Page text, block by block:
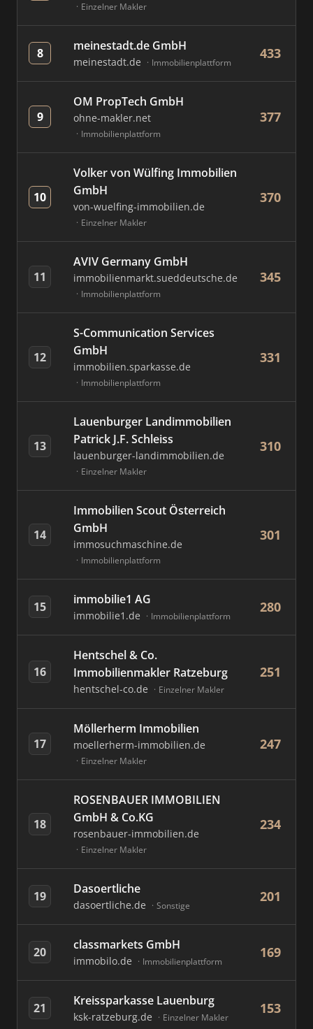
Einzelner Makler
8 meinestadt.de GmbH
meinestadt.de Immobilienplattform
433
9
OM PropTech GmbH
ohne-makler.net
Immobilienplattform
377
10
Volker von Wülfing Immobilien
GmbH
von-wuelfing-immobilien.de
Einzelner Makler
370
11
AVIV Germany GmbH
immobilienmarkt.sueddeutsche.de
Immobilienplattform
345
12
S-Communication Services
GmbH
immobilien.sparkasse.de
Immobilienplattform
331
13
Lauenburger Landimmobilien
Patrick J.F. Schleiss
lauenburger-landimmobilien.de
Einzelner Makler
310
14
Immobilien Scout Österreich
GmbH
immosuchmaschine.de
Immobilienplattform
301
15 immobilie1 AG
immobilie1.de Immobilienplattform
280
16
Hentschel & Co.
Immobilienmakler Ratzeburg
hentschel-co.de Einzelner Makler
251
17
Möllerherm Immobilien
moellerherm-immobilien.de
Einzelner Makler
247
18
ROSENBAUER IMMOBILIEN
GmbH & Co.KG
rosenbauer-immobilien.de
Einzelner Makler
234
19 Dasoertliche
dasoertliche.de Sonstige
201
20 classmarkets GmbH
immobilo.de Immobilienplattform
169
21 Kreissparkasse Lauenburg
ksk-ratzeburg.de Einzelner Makler
153